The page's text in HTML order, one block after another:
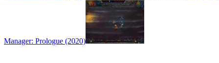
Manager: Prologue (2020)